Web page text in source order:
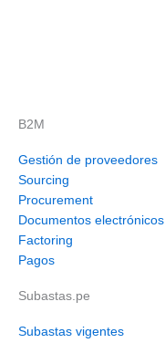
B2M
Gestión de proveedores
Sourcing
Procurement
Documentos electrónicos
Factoring
Pagos
Subastas.pe
Subastas vigentes